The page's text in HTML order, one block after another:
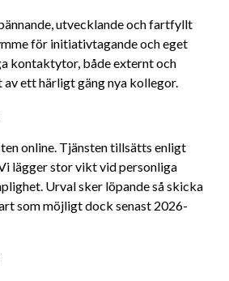
utvecklande och fartfyllt
för initiativtagande och eget
kontaktytor, både externt och
av ett härligt gäng nya kollegor.
online. Tjänsten tillsätts enligt
lägger stor vikt vid personliga
Urval sker löpande så skicka
som möjligt dock senast 2026-